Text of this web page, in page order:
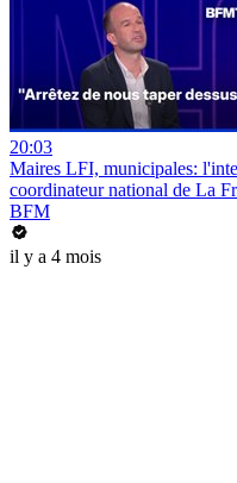
20:03
Maires LFI, municipales:
coordinateur national de La
BFM
il y a 4 mois